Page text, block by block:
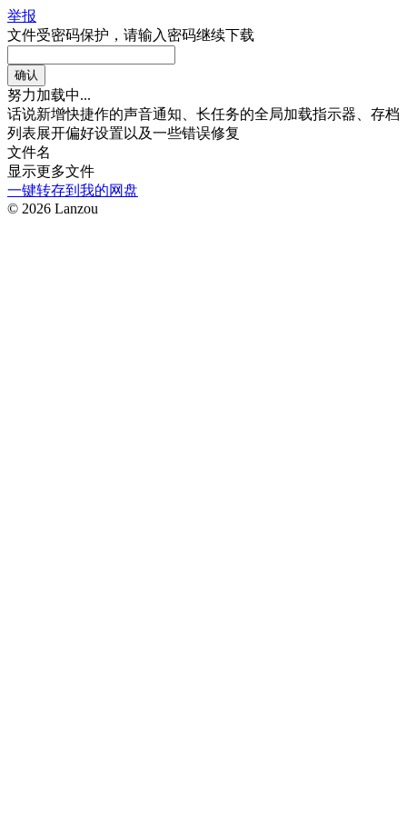
举报
文件受密码保护，请输入密码继续下载
努力加载中...
话说新增快捷作的声音通知、长任务的全局加载指示器、存档
列表展开偏好设置以及一些错误修复
文件名
显示更多文件
一键转存到我的网盘
© 2026 Lanzou